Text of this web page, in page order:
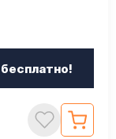
бесплатно!